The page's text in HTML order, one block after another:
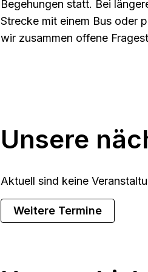
Begehungen statt. Bei
Strecke mit einem Bus oder
wir zusammen offene
Unsere
Aktuell sind keine
Weitere Termine